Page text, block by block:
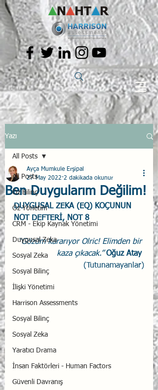
Yazı
All Posts
Öz Bilinç
Öz Yönetim
CRM - Ekip Kaynak Yönetimi
Duygusal Zeka
Sosyal Zeka
Sosyal Bilinç
İlişki Yönetimi
Harrison Assessments
Sosyal Bilinç
Sosyal Zeka
Yaratıcı Drama
İnsan Faktörleri - Human Factors
Güvenli Davranış
All Posts
Ben Duygularım Değilim!
Ayça Mumkule Erşipal
27 May 2022 2 dakikada okunur
DUYGUSAL ZEKA (EQ) KOÇUNUN
NOT DEFTERİ, NOT 8
“Gözüm kararıyor Olric! Elimden bir
kaza çıkacak.” Oğuz Atay
(Tutunamayanlar)